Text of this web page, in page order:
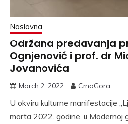
Naslovna
Održana predavanja
Ognjenović i prof. dr
Jovanovića
March 2, 2022 CrnaGora
U okviru kulturne manifestacije
marta 2022. godine, u Modernoj